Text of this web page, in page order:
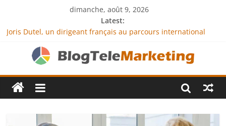
dimanche, août 9, 2026
Latest:
Joris Dutel, un dirigeant français au parcours international
Agria Assurance Animaux : comment l’entreprise se
démarque-t-elle de la concurrence ?
JCA Academy : l’excellence au service de l’indépendance
financière
Denis Bouclon : la diplomatie éducative comme moteur de
Next Terra International : des solutions logistiques au service